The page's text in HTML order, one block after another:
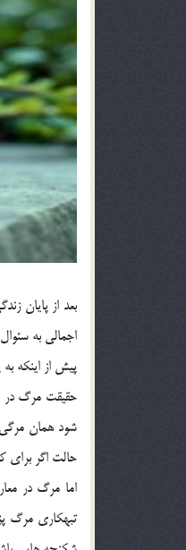
بعد از پايان
اجمالي به
پيش از اينكه
حقيقت مرگ در
شود همان
حالت اگر
تبهكاري مرگ